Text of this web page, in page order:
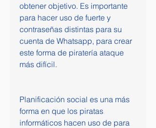
obtener objetivo. Es importante
para hacer uso de fuerte y
contraseñas distintas para su
cuenta de Whatsapp, para crear
este forma de piratería ataque
más difícil.
Planificación social es una más
forma en que los piratas
informáticos hacen uso de para